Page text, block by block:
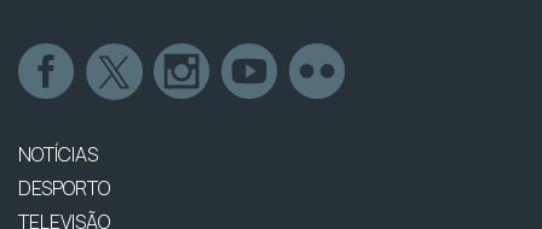
NOTÍCIAS
DESPORTO
TELEVISÃO